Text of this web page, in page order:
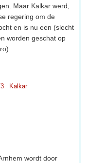
Maar Kalkar werd,
regering om de
en is nu een (slecht
worden geschat op
Kalkar
wordt door